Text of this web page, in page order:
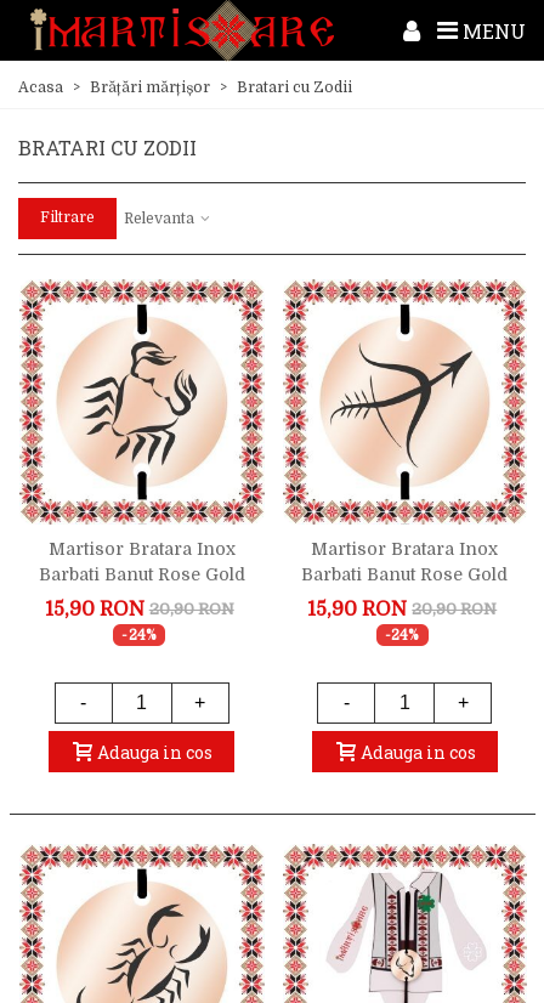
MENU
Acasa > Brățări mărțișor > Bratari cu Zodii
BRATARI CU ZODII
Filtrare Relevanta
Martisor Bratara Inox
Barbati Banut Rose Gold
Zodiac Rac
15,90 RON 20,90 RON
-24%
- +
Adauga in cos
Martisor Bratara Inox
Barbati Banut Rose Gold
Zodiac Sagetator
15,90 RON 20,90 RON
-24%
- +
Adauga in cos